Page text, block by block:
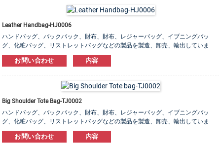
Leather Handbag-HJ0006
ハンドバッグ、バックパック、財布、財布、レジャーバッグ、イブニングバッ
グ、化粧バッグ、リストレットバッグなどの製品を製造、卸売、輸出していま
す。 レザー、PU、キャンバス、ナイロン、コットン素材をご用意しております。
OEM＆ODM注文は大歓迎です！
お問い合わせ 内容
Big Shoulder Tote Bag-TJ0002
ハンドバッグ、バックパック、財布、財布、レジャーバッグ、イブニングバッ
グ、化粧バッグ、リストレットバッグなどの製品を製造、卸売、輸出していま
す。 レザー、PU、キャンバス、ナイロン、コットン素材をご用意しております。
OEM＆ODM注文は大歓迎です！
お問い合わせ 内容